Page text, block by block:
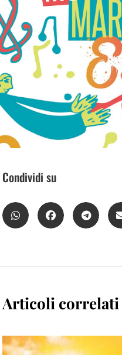
Condividi su
Articoli correlati